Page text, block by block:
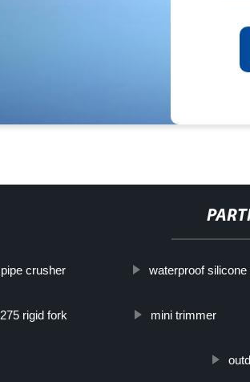
pipe crusher waterproof silicone
275 rigid fork mini trimmer